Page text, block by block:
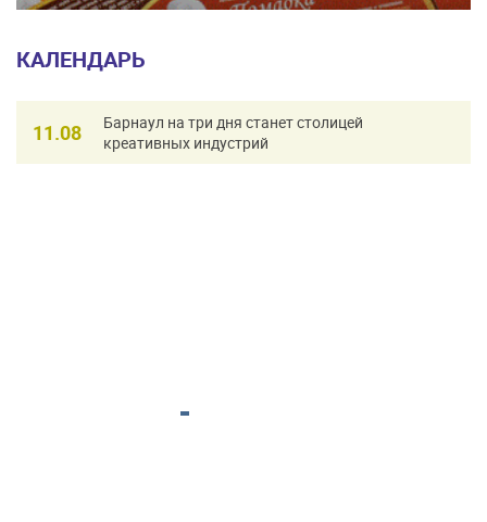
КАЛЕНДАРЬ
11.08
Барнаул на три дня станет столицей
креативных индустрий